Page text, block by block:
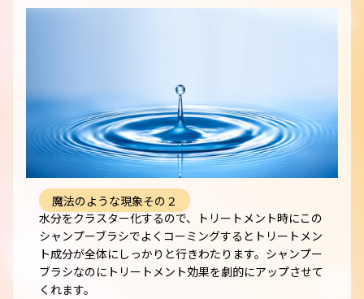
魔法のような現象その２
水分をクラスター化するので、トリートメント時にこの
シャンプーブラシでよくコーミングするとトリートメン
ト成分が全体にしっかりと行きわたります。シャンプー
ブラシなのにトリートメント効果を劇的にアップさせて
くれます。